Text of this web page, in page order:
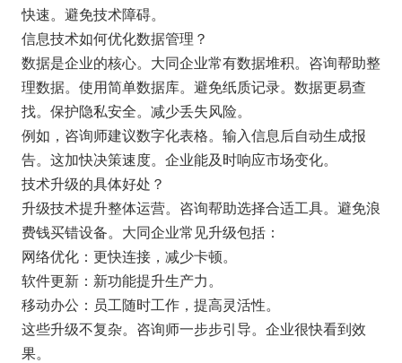
快速。避免技术障碍。
信息技术如何优化数据管理？
数据是企业的核心。大同企业常有数据堆积。咨询帮助整
理数据。使用简单数据库。避免纸质记录。数据更易查
找。保护隐私安全。减少丢失风险。
例如，咨询师建议数字化表格。输入信息后自动生成报
告。这加快决策速度。企业能及时响应市场变化。
技术升级的具体好处？
升级技术提升整体运营。咨询帮助选择合适工具。避免浪
费钱买错设备。大同企业常见升级包括：
网络优化：更快连接，减少卡顿。
软件更新：新功能提升生产力。
移动办公：员工随时工作，提高灵活性。
这些升级不复杂。咨询师一步步引导。企业很快看到效
果。